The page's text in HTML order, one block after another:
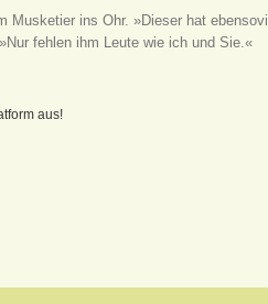
Musketier ins Ohr. »Dieser hat
fehlen ihm Leute wie ich und Sie.«
aus!